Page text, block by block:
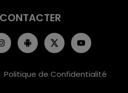
Politique de Confidentialité